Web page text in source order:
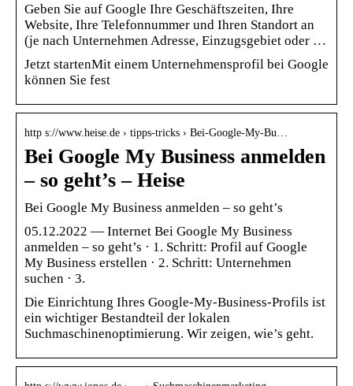
Geben Sie auf Google Ihre Geschäftszeiten, Ihre
Website, Ihre Telefonnummer und Ihren Standort an
(je nach Unternehmen Adresse, Einzugsgebiet oder …
Jetzt startenMit einem Unternehmensprofil bei Google
können Sie fest
http s://www.heise.de › tipps-tricks › Bei-Google-My-Bu…
Bei Google My Business anmelden
– so geht’s – Heise
Bei Google My Business anmelden – so geht’s
05.12.2022 — Internet Bei Google My Business
anmelden – so geht’s · 1. Schritt: Profil auf Google
My Business erstellen · 2. Schritt: Unternehmen
suchen · 3.
Die Einrichtung Ihres Google-My-Business-Profils ist
ein wichtiger Bestandteil der lokalen
Suchmaschinenoptimierung. Wir zeigen, wie’s geht.